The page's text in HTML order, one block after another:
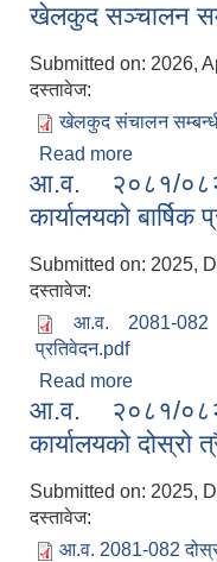
खेलकुद सञ्चालन
Submitted on: 2026,
दस्तावेज:
खेलकुद संचालन
Read more
आ.व. २०८१/
कार्यालयको बार्षिक
Submitted on: 2025,
दस्तावेज:
आ.व. 2081-082
प्रतिवेदन.pdf
Read more
कार्यालयको
आ.व. २०८१/
कार्यालयको दोस्रो
Submitted on: 2025,
दस्तावेज:
आ.व. 2081-082